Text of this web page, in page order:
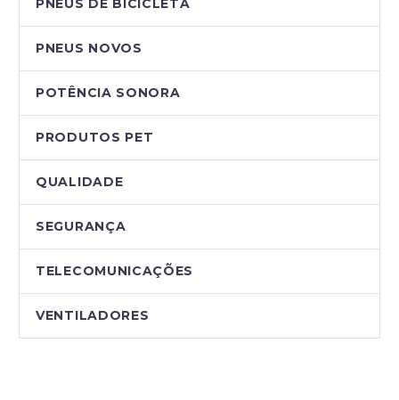
PNEUS DE BICICLETA
PNEUS NOVOS
POTÊNCIA SONORA
PRODUTOS PET
QUALIDADE
SEGURANÇA
TELECOMUNICAÇÕES
VENTILADORES